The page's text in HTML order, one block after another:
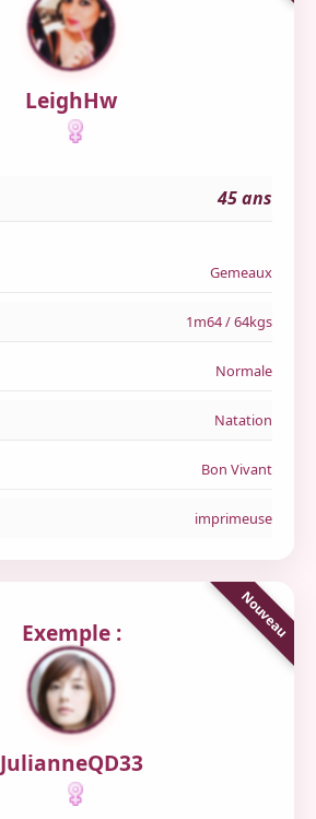
LeighHw
45 ans
Gemeaux
1m64 / 64kgs
Normale
Natation
Bon Vivant
imprimeuse
Exemple :
JulianneQD33